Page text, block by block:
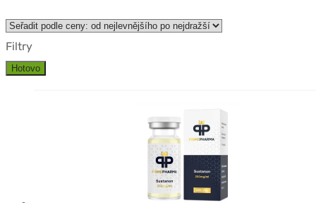
Filtry
Hotovo